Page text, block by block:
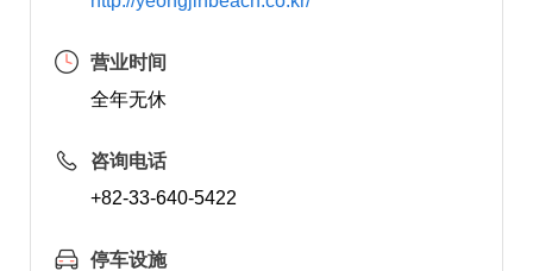
营业时间
全年无休
咨询电话
+82-33-640-5422
停车设施